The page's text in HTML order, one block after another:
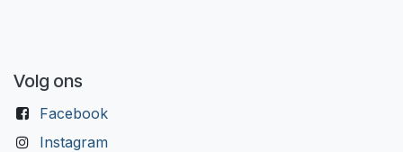
Volg ons
Facebook
Instagram